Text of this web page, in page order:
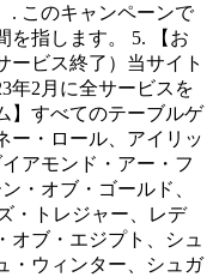
. このキャンペーンで
を指します。 5. 【お
ービス終了）当サイト
年2月に全サービスを
】すべてのテーブルゲ
ー・ロール、アイリッ
アモンド・アー・フ
・オブ・ゴールド、
・トレジャー、レデ
オブ・エジプト、シュ
・ウィンター、シュガ